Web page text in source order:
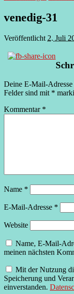
venedig-31
Veröffentlicht 2. Juli
Deine E-Mail-
Felder sind mit *
Kommentar *
Name *
E-Mail-Adresse *
Website
Name, E-Mail-
meinen nächsten
Mit der Nutzung
Speicherung und
einverstanden.